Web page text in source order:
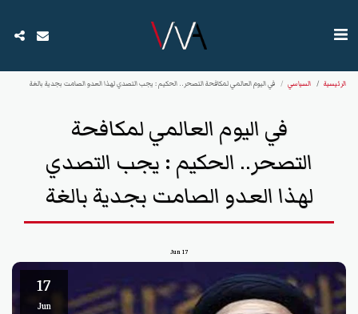
الرئيسية السياسي في اليوم العالمي لمكافحة التصحر.. الحكيم : يجب التصدي لهذا العدو الصامت بجدية بالغة
في اليوم العالمي لمكافحة
التصحر.. الحكيم : يجب التصدي
لهذا العدو الصامت بجدية بالغة
17
Jun
17
Jun